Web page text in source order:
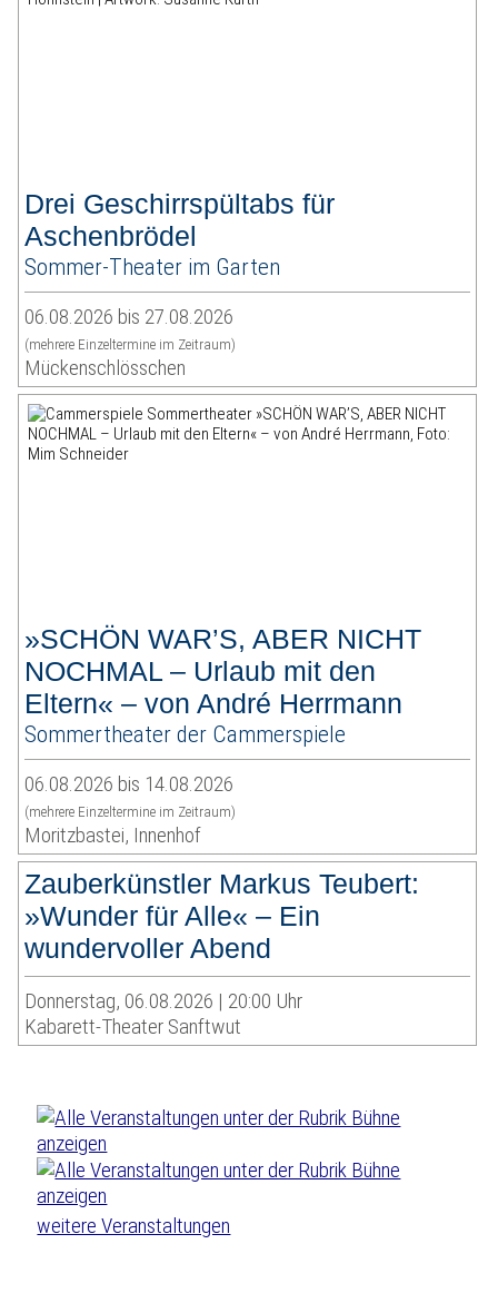
Drei Geschirrspültabs für
Aschenbrödel
Sommer-Theater im Garten
06.08.2026 bis 27.08.2026
(mehrere Einzeltermine im Zeitraum)
Mückenschlösschen
»SCHÖN WAR’S, ABER NICHT
NOCHMAL – Urlaub mit den
Eltern« – von André Herrmann
Sommertheater der Cammerspiele
06.08.2026 bis 14.08.2026
(mehrere Einzeltermine im Zeitraum)
Moritzbastei, Innenhof
Zauberkünstler Markus Teubert:
»Wunder für Alle« – Ein
wundervoller Abend
Donnerstag, 06.08.2026 | 20:00 Uhr
Kabarett-Theater Sanftwut
weitere Veranstaltungen